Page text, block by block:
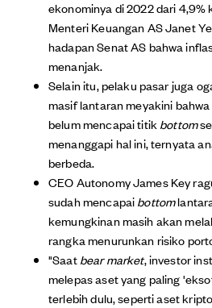
ekonominya di 2022 dari 4,9%
Menteri Keuangan AS Janet
hadapan Senat AS bahwa
menanjak.
Selain itu, pelaku pasar juga
masif lantaran meyakini
belum mencapai titik bottom
menanggapi hal ini, ternyata
berbeda.
CEO Autonomy James Key
sudah mencapaibottom
kemungkinan masih akan
rangka menurunkan risiko
"Saatbear market, investor
melepas aset yang paling
terlebih dulu, seperti aset